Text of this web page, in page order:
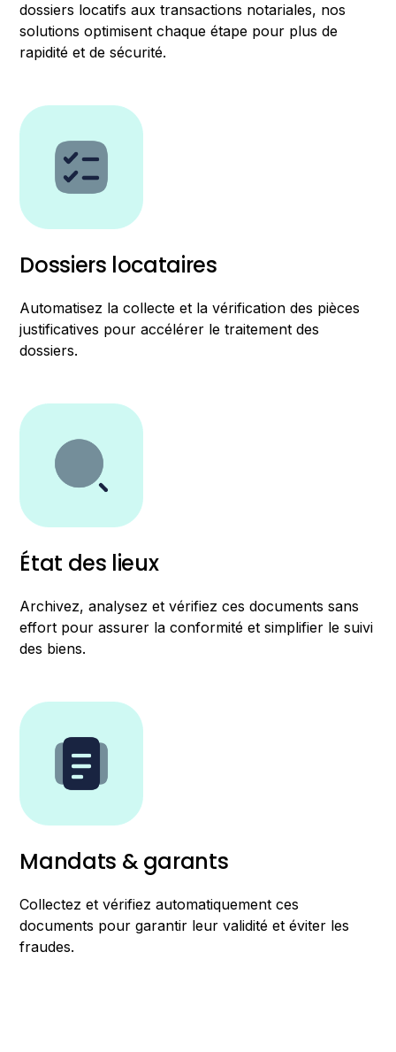
dossiers locatifs aux transactions notariales, nos
solutions optimisent chaque étape pour plus de
rapidité et de sécurité.
Dossiers locataires
Automatisez la collecte et la vérification des pièces
justificatives pour accélérer le traitement des
dossiers.
État des lieux
Archivez, analysez et vérifiez ces documents sans
effort pour assurer la conformité et simplifier le suivi
des biens.
Mandats & garants
Collectez et vérifiez automatiquement ces
documents pour garantir leur validité et éviter les
fraudes.